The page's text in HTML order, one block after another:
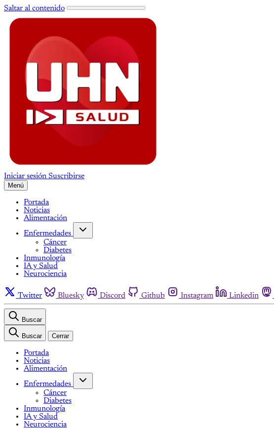
Saltar al contenido
Iniciar sesión Suscribirse
Menú
Portada
Noticias
Alimentación
Enfermedades
Cáncer
Diabetes
Inmunología
IA y Salud
Neurociencia
Twitter Bluesky Discord Github Instagram Linkedin
Buscar
Buscar Cerrar
Portada
Noticias
Alimentación
Enfermedades
Cáncer
Diabetes
Inmunología
IA y Salud
Neurociencia